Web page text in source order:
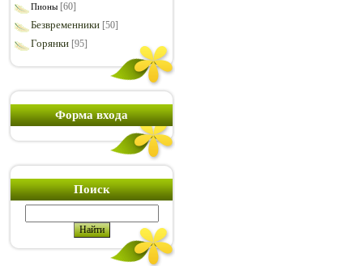
Пионы [60]
Безвременники [50]
Горянки [95]
Форма входа
Поиск